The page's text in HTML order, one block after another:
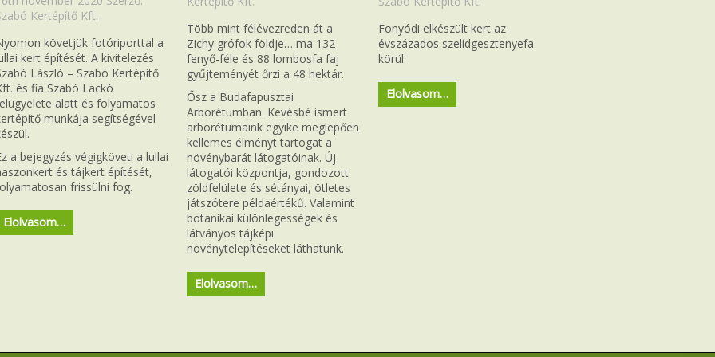
Kertépítő Kft.
követjük fotóriporttal a
kert építését. A kivitelezés
László – Szabó Kertépítő
és fia Szabó Lackó
alatt és folyamatos
munkája segítségével
a bejegyzés végigköveti a lullai
és tájkert építését,
frissülni fog.
Elolvasom…
Több mint félévezreden át a
Zichy grófok földje… ma 132
fenyő-féle és 88 lombosfa faj
gyűjteményét őrzi a 48 hektár.
Ősz a Budafapusztai
Arborétumban. Kevésbé ismert
arborétumaink egyike meglepően
kellemes élményt tartogat a
növénybarát látogatóinak. Új
látogatói központja, gondozott
zöldfelülete és sétányai, ötletes
játszótere példaértékű. Valamint
botanikai különlegességek és
látványos tájképi
növénytelepítéseket láthatunk.
Elolvasom…
Fonyódi elkészült kert az
évszázados szelídgesztenyefa
körül.
Elolvasom…